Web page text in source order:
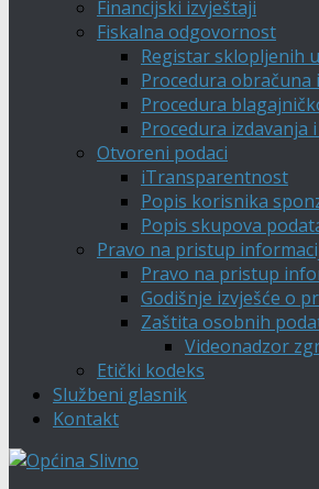
Financijski izvještaji
Fiskalna odgovornost
Registar sklopljenih
Procedura
Procedura
Procedura
Otvoreni podaci
iTransparentnost
Popis korisnika
Popis skupova
Pravo na pristup
Pravo na pristup
Godišnje izvješće o
Zaštita osobnih
Videonadzor
Etički kodeks
Službeni glasnik
Kontakt